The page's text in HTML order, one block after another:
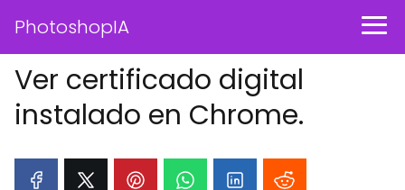
PhotoshopIA
Ver certificado digital
instalado en Chrome.